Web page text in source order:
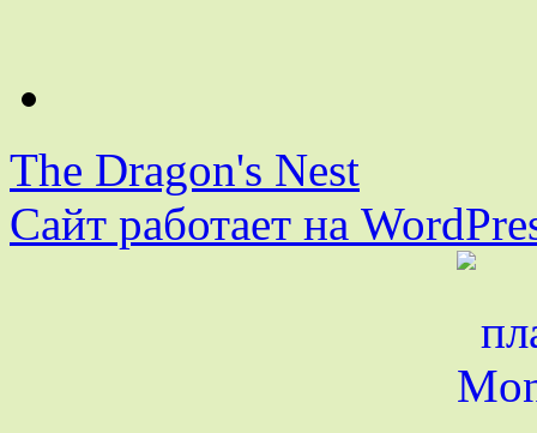
The Dragon's Nest
Сайт работает на